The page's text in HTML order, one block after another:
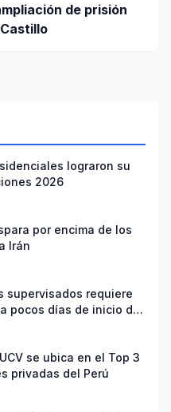
de prisión
lograron su
2026
por encima de los
Irán
supervisados requiere
pocos días de inicio del
se ubica en el Top 3
privadas del Perú